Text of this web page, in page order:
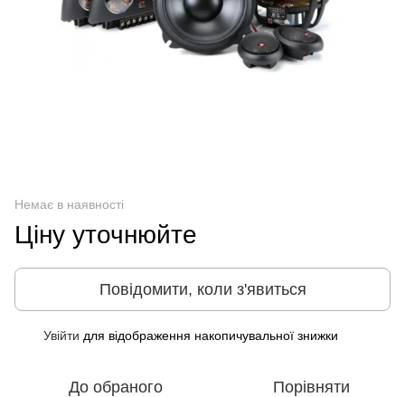
Немає в наявності
Ціну уточнюйте
Повідомити, коли з'явиться
Увійти для відображення накопичувальної знижки
До обраного Порівняти